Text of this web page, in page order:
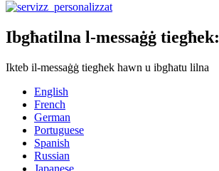
Ibgħatilna l-messaġġ tiegħek:
Ikteb il-messaġġ tiegħek hawn u ibgħatu lilna
English
French
German
Portuguese
Spanish
Russian
Japanese